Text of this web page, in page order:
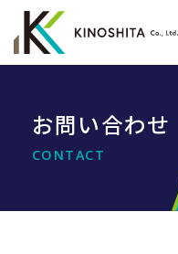
お問い合わせ
CONTACT